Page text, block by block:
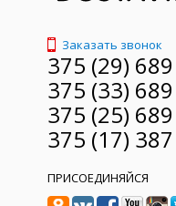
Заказать звонок
375 (29)
375 (33)
375 (25)
375 (17)
ПРИСОЕДИНЯЙСЯ